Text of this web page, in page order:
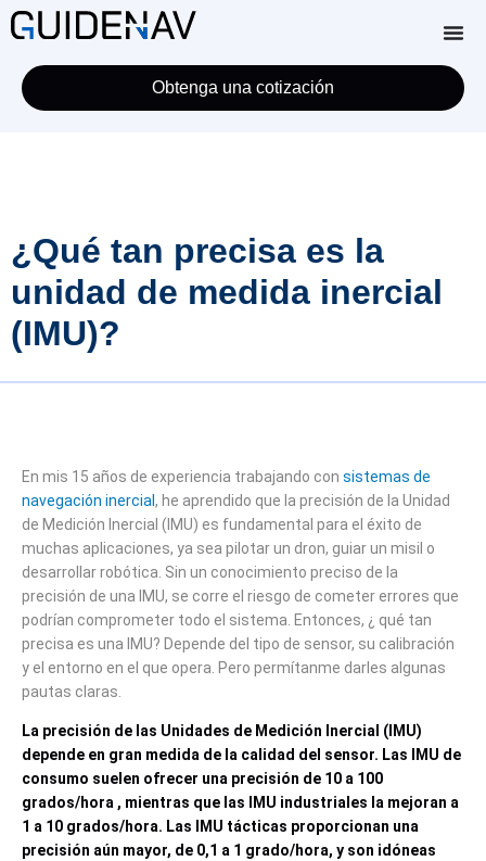
Obtenga una cotización
¿Qué tan precisa es la
unidad de medida inercial
(IMU)?
En mis 15 años de experiencia trabajando con sistemas de
navegación inercial , he aprendido que la precisión de la Unidad
de Medición Inercial (IMU) es fundamental para el éxito de
muchas aplicaciones, ya sea pilotar un dron, guiar un misil o
desarrollar robótica. Sin un conocimiento preciso de la
precisión de una IMU, se corre el riesgo de cometer errores que
podrían comprometer todo el sistema. Entonces, ¿ qué tan
precisa es una IMU? Depende del tipo de sensor, su calibración
y el entorno en el que opera. Pero permítanme darles algunas
pautas claras.
La precisión de las Unidades de Medición Inercial (IMU)
depende en gran medida de la calidad del sensor. Las IMU de
consumo suelen ofrecer una precisión de 10 a 100
grados/hora , mientras que las IMU industriales la mejoran a
1 a 10 grados/hora. Las IMU tácticas proporcionan una
precisión aún mayor, de 0,1 a 1 grado/hora, y son idóneas